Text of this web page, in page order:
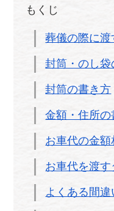
もくじ
葬儀の際に渡
封筒・のし袋
封筒の書き方
金額・住所の
お車代の金額
お車代を渡
よくある間違